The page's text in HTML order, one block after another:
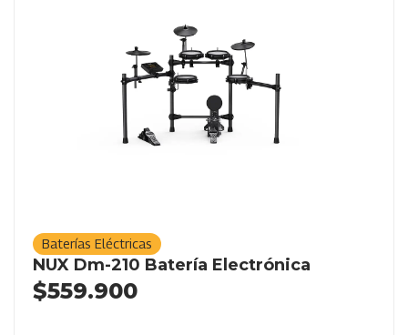
Baterías Eléctricas
NUX Dm-210 Batería Electrónica
$559.900